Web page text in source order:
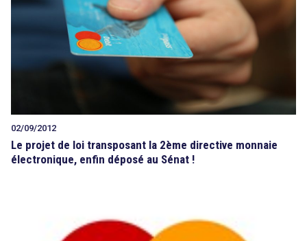
02/09/2012
Le projet de loi transposant la 2ème directive monnaie
électronique, enfin déposé au Sénat !